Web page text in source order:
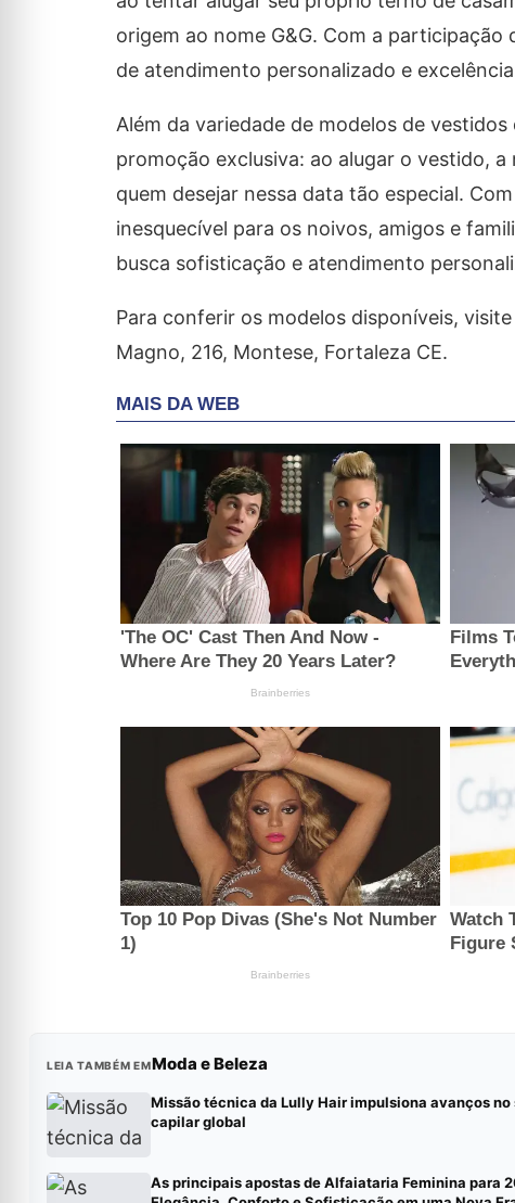
origem ao nome G&G. Com a participação
de atendimento personalizado e
Além da variedade de modelos de
promoção exclusiva: ao alugar o vestido,
quem desejar nessa data tão especial.
inesquecível para os noivos, amigos e
busca sofisticação e atendimento
Para conferir os modelos disponíveis,
Magno, 216, Montese, Fortaleza CE.
LEIA TAMBÉM EMModa e Beleza
Missão técnica da Lully Hair impulsiona avanços no
capilar global
As principais apostas de Alfaiataria Feminina para